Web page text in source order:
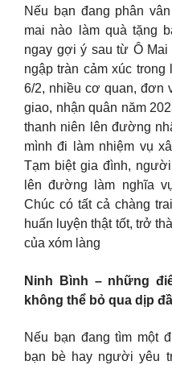
Nếu bạn đang phân
mai nào làm quà tặng
ngay gợi ý sau từ Ô
ngập tràn cảm xúc
6/2, nhiều cơ quan, đơn
giao, nhận quân năm
thanh niên lên đường
mình đi làm nhiệm vụ
Tạm biệt gia đình,
lên đường làm nghĩa
Chúc có tất cả chàng
huấn luyện thật tốt, trở
của xóm làng
Ninh Bình – những
không thể bỏ qua dịp
Nếu bạn đang tìm một
bạn bè hay người yêu